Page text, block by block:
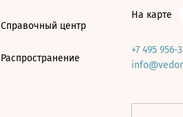
Справочный центр
Распространение
На карте
+7 495 956-